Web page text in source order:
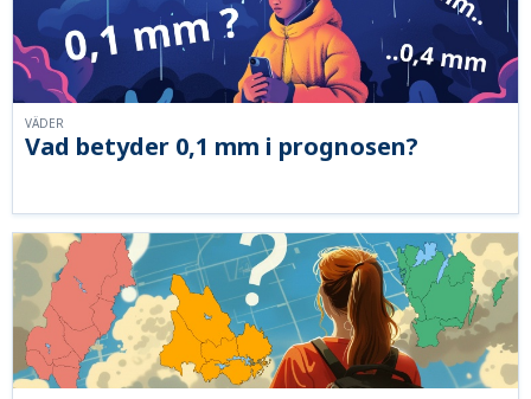
Vad betyder 0,1 mm i prognosen?
VÄDER